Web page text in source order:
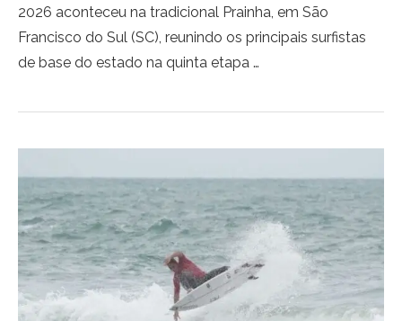
2026 aconteceu na tradicional Prainha, em São
Francisco do Sul (SC), reunindo os principais surfistas
de base do estado na quinta etapa …